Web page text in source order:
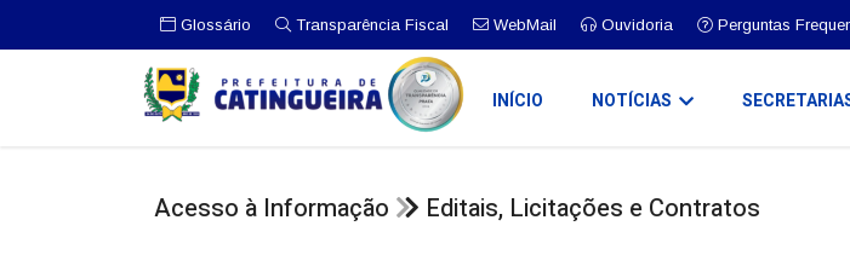
Glossário Transparência Fiscal WebMail Ouvidoria Perguntas
INÍCIO NOTÍCIAS
Acesso à Informação Editais, Licitações e Contratos